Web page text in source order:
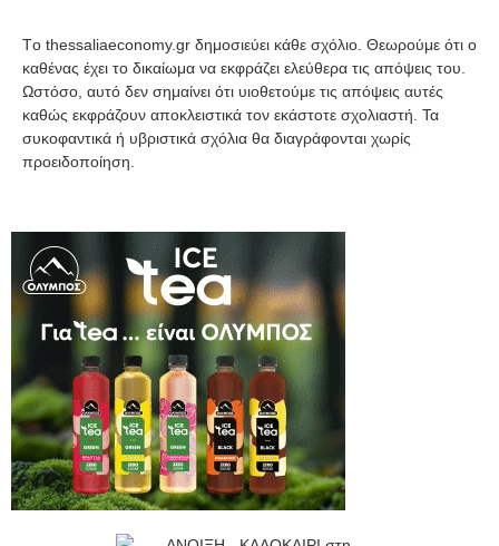
Tο thessaliaeconomy.gr δημοσιεύει κάθε σχόλιο. Θεωρούμε ότι ο
καθένας έχει το δικαίωμα να εκφράζει ελεύθερα τις απόψεις του.
Ωστόσο, αυτό δεν σημαίνει ότι υιοθετούμε τις απόψεις αυτές
καθώς εκφράζουν αποκλειστικά τον εκάστοτε σχολιαστή. Τα
συκοφαντικά ή υβριστικά σχόλια θα διαγράφονται χωρίς
προειδοποίηση.